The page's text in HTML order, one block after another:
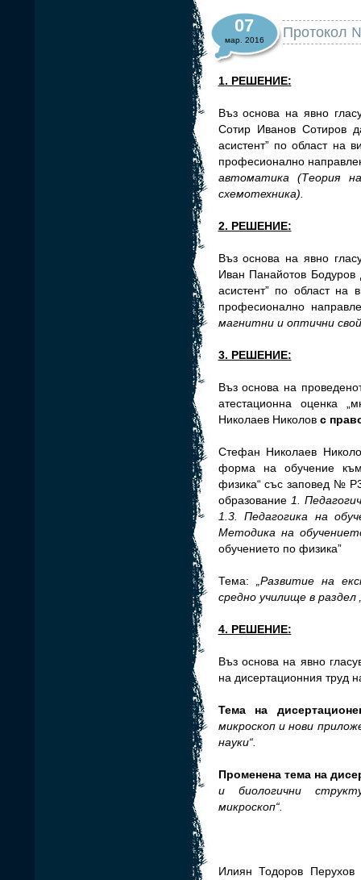
Протокол
07
мар. 2016
1. РЕШЕНИЕ:
Въз основа на явно
Сотир Иванов Сотиров
асистент” по област на
професионално
автоматика (Теория
схемотехника).
2. РЕШЕНИЕ:
Въз основа на явно
Иван Панайотов Бодуров
асистент” по област на
професионално
магнитни и оптични
3. РЕШЕНИЕ:
Въз основа на
атестационна оценка
Николаев Николов с
Стефан Николаев
форма на обучение
физика“ със заповед №
образование 1.
1.3. Педагогика на
Методика на
обучението по физика”
Тема:
„Развитие на
средно училище в раздел
4. РЕШЕНИЕ:
Въз основа на явно
на дисертационния труд
Тема на
микроскоп и нови
науки“.
Променена тема на
и биологични
микроскоп“.
Илиян Тодоров Перухов